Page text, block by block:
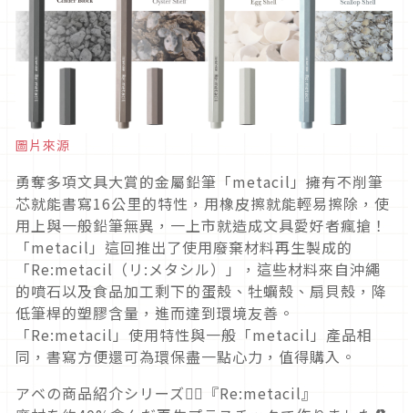
圖片來源
勇奪多項文具大賞的金屬鉛筆「metacil」擁有不削筆
芯就能書寫16公里的特性，用橡皮擦就能輕易擦除，使
用上與一般鉛筆無異，一上市就造成文具愛好者瘋搶！
「metacil」這回推出了使用廢棄材料再生製成的
「Re:metacil（リ:メタシル）」，這些材料來自沖繩
的噴石以及食品加工剩下的蛋殼、牡蠣殼、扇貝殼，降
低筆桿的塑膠含量，進而達到環境友善。
「Re:metacil」使用特性與一般「metacil」產品相
同，書寫方便還可為環保盡一點心力，值得購入。
アベの商品紹介シリーズ🙋‍♀️『Re:metacil』